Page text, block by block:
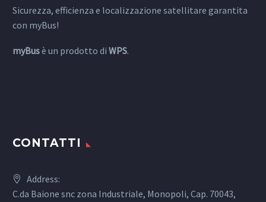
Sicurezza, efficienza e localizzazione satellitare garantita
con myBus!
myBusè un prodotto di WPS.
CONTATTI
Address:
C.da Baione snc zona Industriale, Monopoli, Cap. 70043,